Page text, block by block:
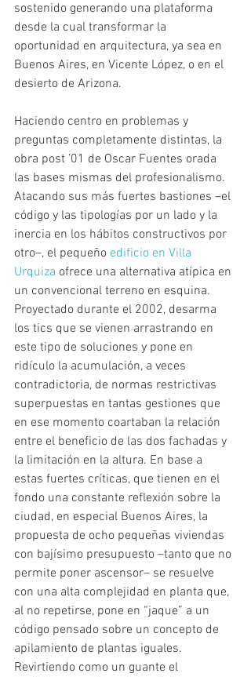
sostenido generando una plataforma
desde la cual transformar la
oportunidad en arquitectura, ya sea en
Buenos Aires, en Vicente López, o en el
desierto de Arizona.
Haciendo centro en problemas y
preguntas completamente distintas, la
obra post ’01 de Oscar Fuentes orada
las bases mismas del profesionalismo.
Atacando sus más fuertes bastiones –el
código y las tipologías por un lado y la
inercia en los hábitos constructivos por
otro–, el pequeño edificio en Villa
Urquiza ofrece una alternativa atípica en
un convencional terreno en esquina.
Proyectado durante el 2002, desarma
los tics que se vienen arrastrando en
este tipo de soluciones y pone en
ridículo la acumulación, a veces
contradictoria, de normas restrictivas
superpuestas en tantas gestiones que
en ese momento coartaban la relación
entre el beneficio de las dos fachadas y
la limitación en la altura. En base a
estas fuertes críticas, que tienen en el
fondo una constante reflexión sobre la
ciudad, en especial Buenos Aires, la
propuesta de ocho pequeñas viviendas
con bajísimo presupuesto –tanto que no
permite poner ascensor– se resuelve
con una alta complejidad en planta que,
al no repetirse, pone en “jaque” a un
código pensado sobre un concepto de
apilamiento de plantas iguales.
Revirtiendo como un guante el